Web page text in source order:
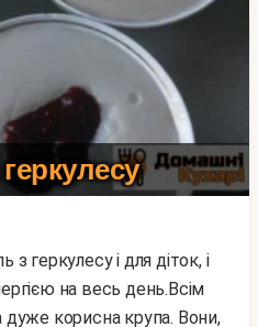
на весь день.Всім
корисна крупа. Вони,